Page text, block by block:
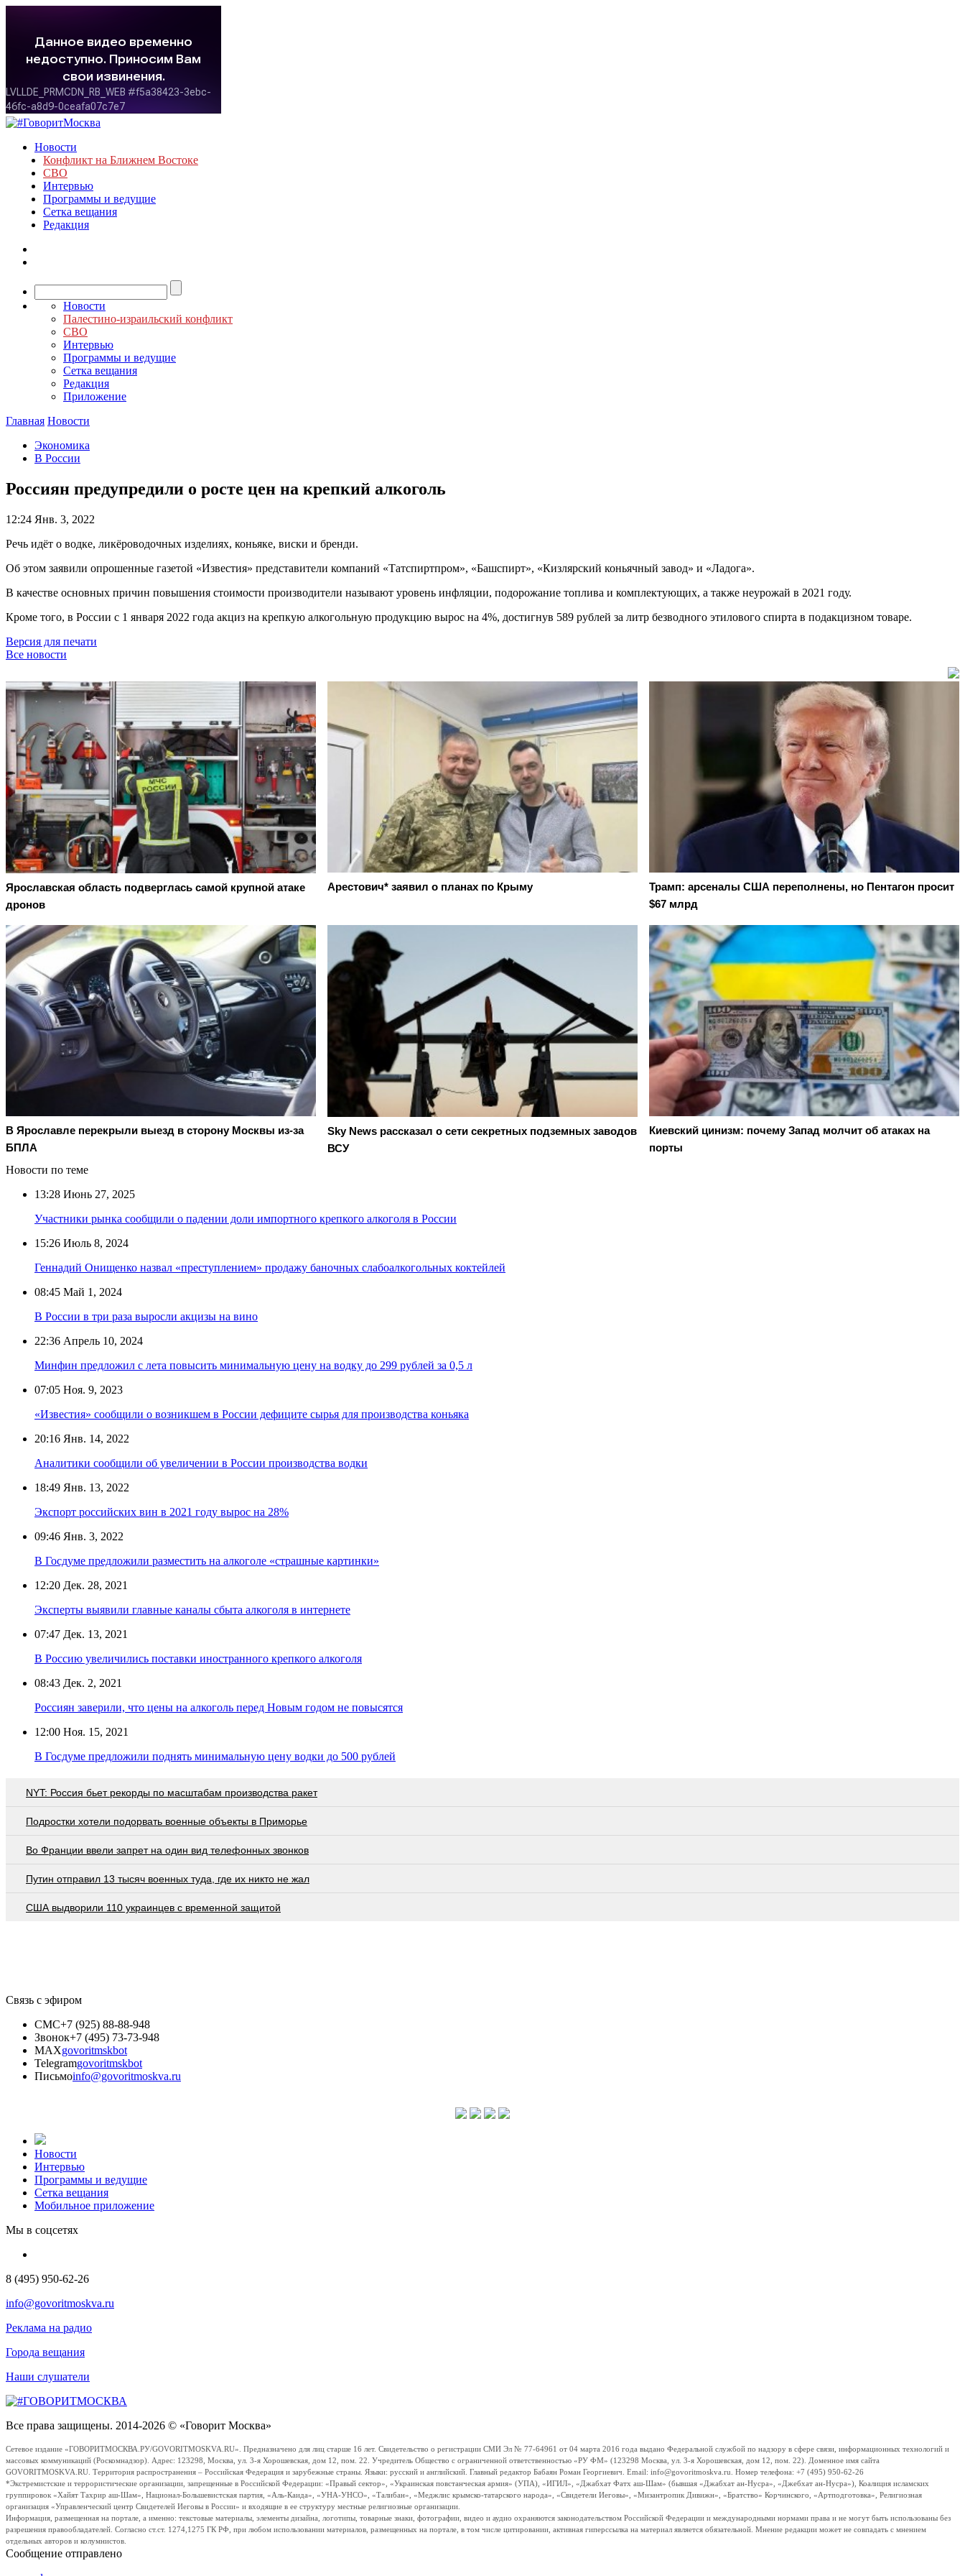
Новости
Конфликт на Ближнем Востоке
СВО
Интервью
Программы и ведущие
Сетка вещания
Редакция
Новости
Палестино-израильский конфликт
СВО
Интервью
Программы и ведущие
Сетка вещания
Редакция
Приложение
Главная Новости
Экономика
В России
Россиян предупредили о росте цен на крепкий алкоголь
12:24 Янв. 3, 2022
Речь идёт о водке, ликёроводочных изделиях, коньяке, виски и бренди.
Об этом заявили опрошенные газетой «Известия» представители компаний «Татспиртпром», «Башспирт», «Кизлярский коньячный завод» и «Ладога».
В качестве основных причин повышения стоимости производители называют уровень инфляции, подорожание топлива и комплектующих, а также неурожай в 2021 году.
Кроме того, в России с 1 января 2022 года акциз на крепкую алкогольную продукцию вырос на 4%, достигнув 589 рублей за литр безводного этилового спирта в подакцизном товаре.
Версия для печати
Все новости
Ярославская область подверглась самой крупной атаке
дронов
Арестович* заявил о планах по Крыму
Трамп: арсеналы США переполнены, но Пентагон просит
$67 млрд
В Ярославле перекрыли выезд в сторону Москвы из-за
БПЛА
Sky News рассказал о сети секретных подземных заводов
ВСУ
Киевский цинизм: почему Запад молчит об атаках на
порты
Новости по теме
13:28 Июнь 27, 2025
Участники рынка сообщили о падении доли импортного крепкого алкоголя в России
15:26 Июль 8, 2024
Геннадий Онищенко назвал «преступлением» продажу баночных слабоалкогольных коктейлей
08:45 Май 1, 2024
В России в три раза выросли акцизы на вино
22:36 Апрель 10, 2024
Минфин предложил с лета повысить минимальную цену на водку до 299 рублей за 0,5 л
07:05 Ноя. 9, 2023
«Известия» сообщили о возникшем в России дефиците сырья для производства коньяка
20:16 Янв. 14, 2022
Аналитики сообщили об увеличении в России производства водки
18:49 Янв. 13, 2022
Экспорт российских вин в 2021 году вырос на 28%
09:46 Янв. 3, 2022
В Госдуме предложили разместить на алкоголе «страшные картинки»
12:20 Дек. 28, 2021
Эксперты выявили главные каналы сбыта алкоголя в интернете
07:47 Дек. 13, 2021
В Россию увеличились поставки иностранного крепкого алкоголя
08:43 Дек. 2, 2021
Россиян заверили, что цены на алкоголь перед Новым годом не повысятся
12:00 Ноя. 15, 2021
В Госдуме предложили поднять минимальную цену водки до 500 рублей
NYT: Россия бьет рекорды по масштабам производства ракет
Подростки хотели подорвать военные объекты в Приморье
Во Франции ввели запрет на один вид телефонных звонков
Путин отправил 13 тысяч военных туда, где их никто не жал
США выдворили 110 украинцев с временной защитой
Связь с эфиром
СМС+7 (925) 88-88-948
Звонок+7 (495) 73-73-948
MAXgovoritmskbot
Telegramgovoritmskbot
Письмоinfo@govoritmoskva.ru
Новости
Интервью
Программы и ведущие
Сетка вещания
Мобильное приложение
Мы в соцсетях
8 (495) 950-62-26
info@govoritmoskva.ru
Реклама на радио
Города вещания
Наши слушатели
Все права защищены. 2014-2026 © «Говорит Москва»
Сетевое издание «ГОВОРИТМОСКВА.РУ/GOVORITMOSKVA.RU». Предназначено для лиц старше 16 лет. Свидетельство о регистрации СМИ Эл № 77-64961 от 04 марта 2016 года выдано Федеральной службой по надзору в сфере связи, информационных технологий и
массовых коммуникаций (Роскомнадзор). Адрес: 123298, Москва, ул. 3-я Хорошевская, дом 12, пом. 22. Учредитель Общество с ограниченной ответственностью «РУ ФМ» (123298 Москва, ул. 3-я Хорошевская, дом 12, пом. 22). Доменное имя сайта
GOVORITMOSKVA.RU. Территория распространения – Российская Федерация и зарубежные страны. Языки: русский и английский. Главный редактор Бабаян Роман Георгиевич. Email: info@govoritmoskva.ru. Номер телефона: +7 (495) 950-62-26
*Экстремистские и террористические организации, запрещенные в Российской Федерации: «Правый сектор», «Украинская повстанческая армия» (УПА), «ИГИЛ», «Джабхат Фатх аш-Шам» (бывшая «Джабхат ан-Нусра», «Джебхат ан-Нусра»), Коалиция исламских
группировок «Хайят Тахрир аш-Шам», Национал-Большевистская партия, «Аль-Каида», «УНА-УНСО», «Талибан», «Меджлис крымско-татарского народа», «Свидетели Иеговы», «Мизантропик Дивижн», «Братство» Корчинского, «Артподготовка», Религиозная
организация «Управленческий центр Свидетелей Иеговы в России» и входящие в ее структуру местные религиозные организации.
Информация, размещенная на портале, а именно: текстовые материалы, элементы дизайна, логотипы, товарные знаки, фотографии, видео и аудио охраняются законодательством Российской Федерации и международными нормами права и не могут быть использованы без
разрешения правообладателей. Согласно ст.ст. 1274,1275 ГК РФ, при любом использовании материалов, размещенных на портале, в том числе цитировании, активная гиперссылка на материал является обязательной. Мнение редакции может не совпадать с мнением
отдельных авторов и колумнистов.
Сообщение отправлено